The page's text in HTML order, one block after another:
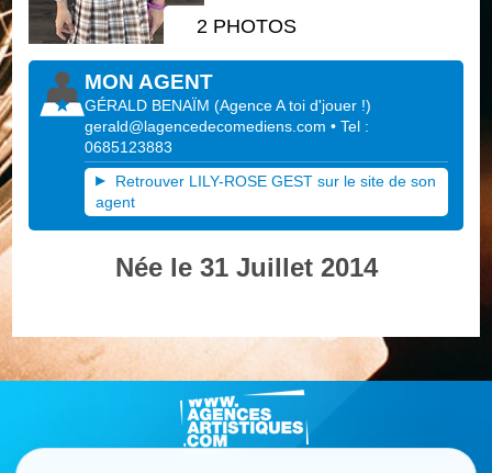
2 PHOTOS
MON AGENT
GÉRALD BENAÏM (Agence A toi d'jouer !)
gerald@lagencedecomediens.com • Tel :
0685123883
Retrouver LILY-ROSE GEST sur le site de son
agent
Née le 31 Juillet 2014